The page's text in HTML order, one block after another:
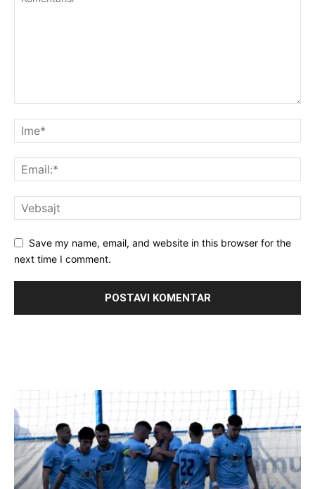
Save my name, email, and website in this browser for the
next time I comment.